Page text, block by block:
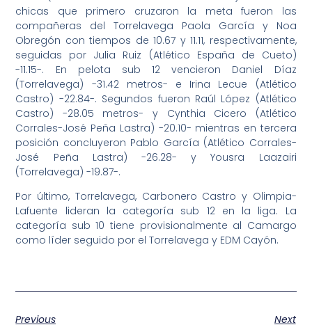
chicas que primero cruzaron la meta fueron las
compañeras del Torrelavega Paola García y Noa
Obregón con tiempos de 10.67 y 11.11, respectivamente,
seguidas por Julia Ruiz (Atlético España de Cueto)
-11.15-. En pelota sub 12 vencieron Daniel Díaz
(Torrelavega) -31.42 metros- e Irina Lecue (Atlético
Castro) -22.84-. Segundos fueron Raúl López (Atlético
Castro) -28.05 metros- y Cynthia Cicero (Atlético
Corrales-José Peña Lastra) -20.10- mientras en tercera
posición concluyeron Pablo García (Atlético Corrales-
José Peña Lastra) -26.28- y Yousra Laazairi
(Torrelavega) -19.87-.
Por último, Torrelavega, Carbonero Castro y Olimpia-
Lafuente lideran la categoría sub 12 en la liga. La
categoría sub 10 tiene provisionalmente al Camargo
como líder seguido por el Torrelavega y EDM Cayón.
Previous
Next